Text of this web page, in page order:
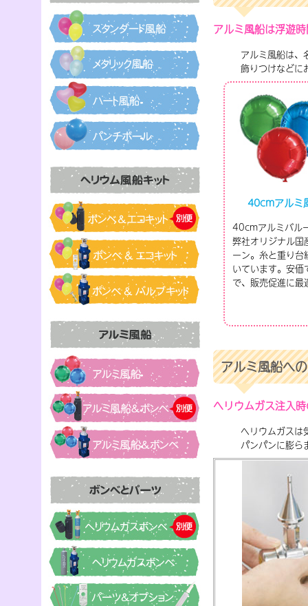
アルミ風船は浮遊
アルミ風船は、
飾りつけなどに
40cmアルミ
40cmアルミバル
弊社オリジナル国
ーン。糸と重り台
いています。安価
で、販売促進に最
アルミ風船へ
ヘリウムガス注入
ヘリウムガスは
パンパンに膨ら